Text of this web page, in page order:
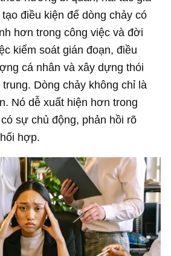
điều kiện để dòng chảy có
hơn trong công việc và đời
kiểm soát gián đoạn, điều
cá nhân và xây dựng thói
Dòng chảy không chỉ là
Nó dễ xuất hiện hơn trong
sự chủ động, phản hồi rõ
hợp.